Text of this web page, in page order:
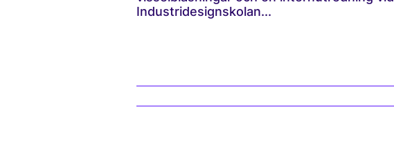
Industridesignskolan...